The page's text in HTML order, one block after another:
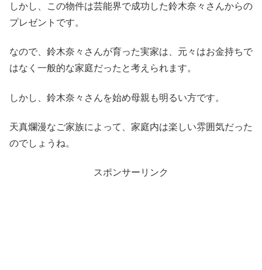
しかし、この物件は芸能界で成功した鈴木奈々さんからの
プレゼントです。
なので、鈴木奈々さんが育った実家は、元々はお金持ちで
はなく一般的な家庭だったと考えられます。
しかし、鈴木奈々さんを始め母親も明るい方です。
天真爛漫なご家族によって、家庭内は楽しい雰囲気だった
のでしょうね。
スポンサーリンク